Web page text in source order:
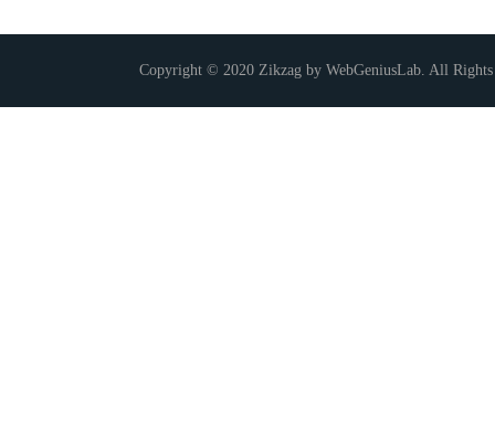
Copyright © 2020 Zikzag by WebGeniusLab. All Rights